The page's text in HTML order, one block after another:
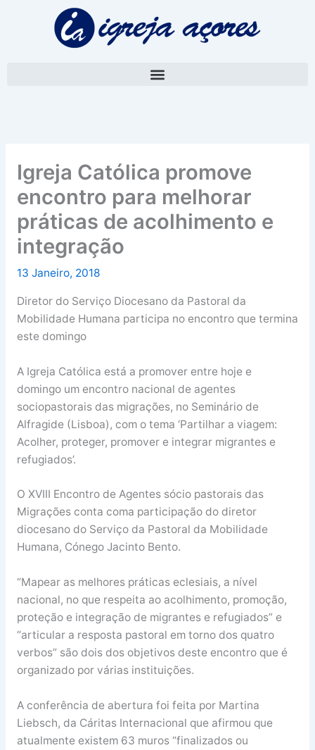
Igreja Católica promove
encontro para melhorar
práticas de acolhimento e
integração
13 Janeiro, 2018
Diretor do Serviço Diocesano da Pastoral da
Mobilidade Humana participa no encontro que termina
este domingo
A Igreja Católica está a promover entre hoje e
domingo um encontro nacional de agentes
sociopastorais das migrações, no Seminário de
Alfragide (Lisboa), com o tema ‘Partilhar a viagem:
Acolher, proteger, promover e integrar migrantes e
refugiados’.
O XVIII Encontro de Agentes sócio pastorais das
Migrações conta coma participação do diretor
diocesano do Serviço da Pastoral da Mobilidade
Humana, Cónego Jacinto Bento.
“Mapear as melhores práticas eclesiais, a nível
nacional, no que respeita ao acolhimento, promoção,
proteção e integração de migrantes e refugiados” e
“articular a resposta pastoral em torno dos quatro
verbos” são dois dos objetivos deste encontro que é
organizado por várias instituições.
A conferência de abertura foi feita por Martina
Liebsch, da Cáritas Internacional que afirmou que
atualmente existem 63 muros “finalizados ou